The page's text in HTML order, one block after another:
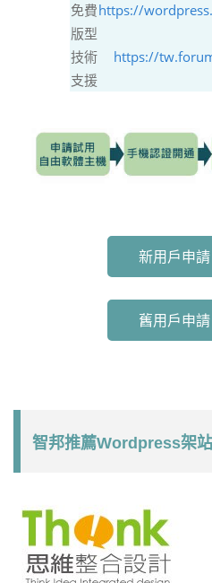
免費
版型
https://
技術
支援
https://
新用戶申請
舊用戶申請
智邦推薦Wordpress架